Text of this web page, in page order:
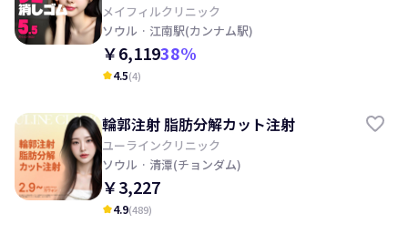
射, レーザートーニング, 目の下, 顔の
クスミ改善の期待
メイフィルクリニック
ソウル · 江南駅(カンナム駅)
￥6,11938%
kid_star4.5(4)
輪郭注射 脂肪分解カット注射
ユーラインクリニック
ソウル · 清潭(チョンダム)
￥3,227
kid_star4.9(489)